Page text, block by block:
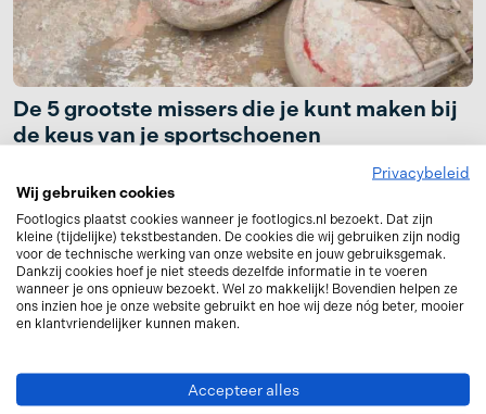
De 5 grootste missers die je kunt maken bij
de keus van je sportschoenen
Je ziet ze steeds vaker. Op zondagochtend. Aan het begin van de
avond. En de echte fanatieke, die zetten hun
Privacybeleid
Wij gebruiken cookies
Footlogics plaatst cookies wanneer je footlogics.nl bezoekt. Dat zijn
kleine (tijdelijke) tekstbestanden. De cookies die wij gebruiken zijn nodig
voor de technische werking van onze website en jouw gebruiksgemak.
Dankzij cookies hoef je niet steeds dezelfde informatie in te voeren
wanneer je ons opnieuw bezoekt. Wel zo makkelijk! Bovendien helpen ze
ons inzien hoe je onze website gebruikt en hoe wij deze nóg beter, mooier
en klantvriendelijker kunnen maken.
Accepteer alles